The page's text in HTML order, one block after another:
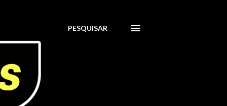
PESQUISAR